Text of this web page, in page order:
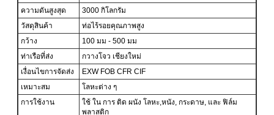
ความดันสูงสุด
3000 กิโลกรัม
วัสดุสินค้า
ท่อไร้รอยคุณภาพสูง
กว้าง
100 มม - 500 มม
ท่าเรือที่ส่ง
กวางโจว เชียงใหม่
เงื่อนไขการจัดส่ง
EXW FOB CFR CIF
เหมาะสม
โลหะต่าง ๆ
การใช้งาน
ใช้ ใน การ ติด ผนัง โลหะ,หนัง, กระดาษ, และ ฟิล์ม
พลาสติก